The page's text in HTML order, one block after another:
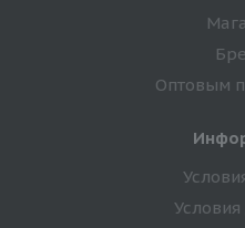
Оптовым